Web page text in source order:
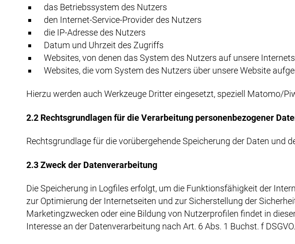
das Betriebssystem des Nutzers
den Internet-Service-Provider des Nutzers
die IP-Adresse des Nutzers
Datum und Uhrzeit des Zugriffs
Websites, von denen das System des Nutzers auf unsere
Websites, die vom System des Nutzers über unsere Website
Hierzu werden auch Werkzeuge Dritter eingesetzt, speziell Matomo/
2.2 Rechtsgrundlagen für die Verarbeitung personenbezogener
Rechtsgrundlage für die vorübergehende Speicherung der Daten und
2.3 Zweck der Datenverarbeitung
Die Speicherung in Logfiles erfolgt, um die Funktionsfähigkeit der
zur Optimierung der Internetseiten und zur Sicherstellung der
Marketingzwecken oder eine Bildung von Nutzerprofilen findet in
Interesse an der Datenverarbeitung nach Art. 6 Abs. 1 Buchst. f DSGVO.